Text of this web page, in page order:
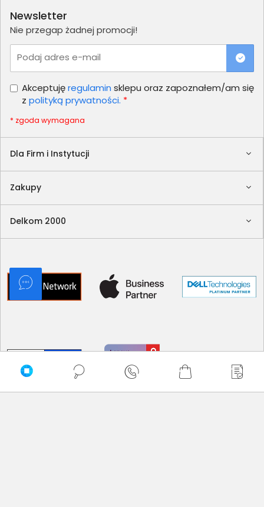
Dla Firm i Instytucji
Zakupy
Delkom 2000
Newsletter
Nie przegap żadnej promocji!
Podaj adres e-mail
Akceptujęregulamin sklepu oraz zapoznałem/am się
z polityką prywatności. *
* zgoda wymagana